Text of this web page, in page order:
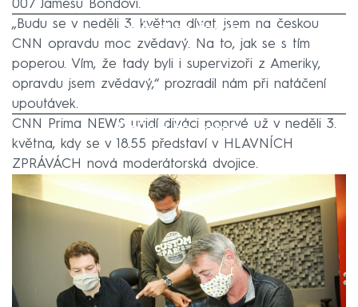
007 Jamesu Bondovi.
Failed to fetch
„Budu se v neděli 3. května dívat, jsem na českou
CNN opravdu moc zvědavý. Na to, jak se s tím
poperou. Vím, že tady byli i supervizoři z Ameriky,
opravdu jsem zvědavý,“ prozradil nám při natáčení
upoutávek.
Failed to fetch
CNN Prima NEWS uvidí diváci poprvé už v neděli 3.
května, kdy se v 18.55 představí v HLAVNÍCH
ZPRÁVÁCH nová moderátorská dvojice.